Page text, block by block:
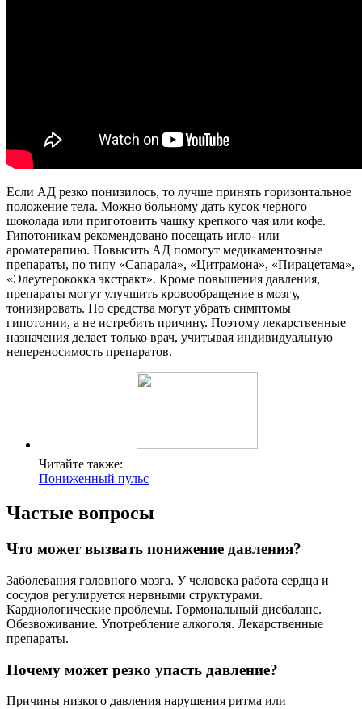
Если АД резко понизилось, то лучше принять горизонтальное
положение тела. Можно больному дать кусок черного
шоколада или приготовить чашку крепкого чая или кофе.
Гипотоникам рекомендовано посещать игло- или
ароматерапию. Повысить АД помогут медикаментозные
препараты, по типу «Сапарала», «Цитрамона», «Пирацетама»,
«Элеутерококка экстракт». Кроме повышения давления,
препараты могут улучшить кровообращение в мозгу,
тонизировать. Но средства могут убрать симптомы
гипотонии, а не истребить причину. Поэтому лекарственные
назначения делает только врач, учитывая индивидуальную
непереносимость препаратов.
Читайте также:
Пониженный пульс
Частые вопросы
Что может вызвать понижение давления?
Заболевания головного мозга. У человека работа сердца и
сосудов регулируется нервными структурами.
Кардиологические проблемы. Гормональный дисбаланс.
Обезвоживание. Употребление алкоголя. Лекарственные
препараты.
Почему может резко упасть давление?
Причины низкого давления нарушения ритма или